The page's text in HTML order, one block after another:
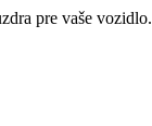
pre vaše vozidlo.